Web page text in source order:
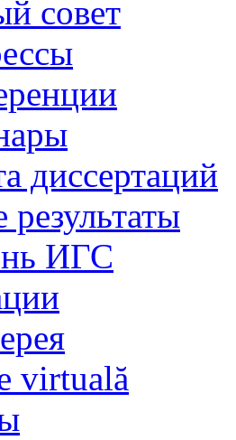
совет
диссертаций
ИГС
virtuală